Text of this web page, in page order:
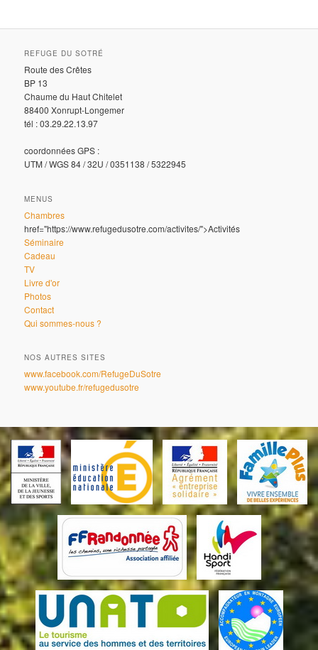
REFUGE DU SOTRÉ
Route des Crêtes
BP 13
Chaume du Haut Chitelet
88400 Xonrupt-Longemer
tél : 03.29.22.13.97
coordonnées GPS :
UTM / WGS 84 / 32U / 0351138 / 5322945
MENUS
Chambres
href="https://www.refugedusotre.com/activites/">Activités
Séminaire
Cadeau
TV
Livre d'or
Photos
Contact
Qui sommes-nous ?
NOS AUTRES SITES
www.facebook.com/RefugeDuSotre
www.youtube.fr/refugedusotre